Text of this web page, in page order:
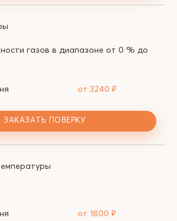
газов в диапазоне от 0 % до
от 3240 ₽
ЗАКАЗАТЬ ПОВЕРКУ
от 1800 ₽